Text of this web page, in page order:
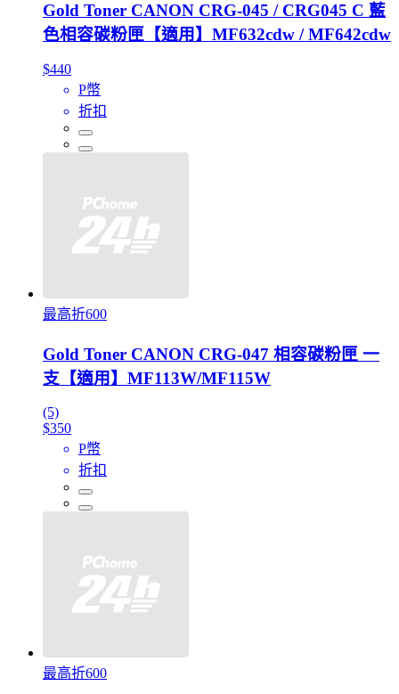
Gold Toner CANON CRG-045 / CRG045 C 藍
色相容碳粉匣【適用】MF632cdw / MF642cdw
$440
P幣
折扣
最高折600
Gold Toner CANON CRG-047 相容碳粉匣 一
支【適用】MF113W/MF115W
(5)
$350
P幣
折扣
最高折600